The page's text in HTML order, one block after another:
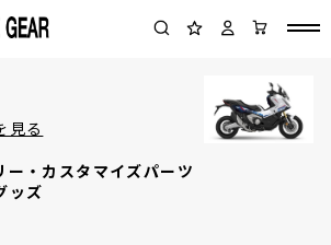
見る
ー・カスタマイズパーツ
ッズ